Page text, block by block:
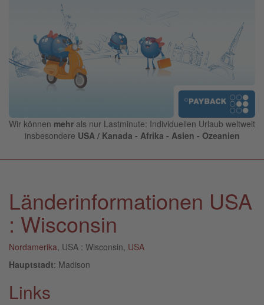
Wir können mehr als nur Lastminute: Individuellen Urlaub weltweit
insbesondere USA / Kanada - Afrika - Asien - Ozeanien
Länderinformationen USA
: Wisconsin
Nordamerika , USA : Wisconsin, USA
Hauptstadt: Madison
Links